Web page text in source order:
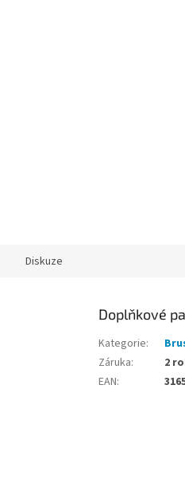
Diskuze
Doplňkové
Kategorie:
Záruka:
2
EAN: